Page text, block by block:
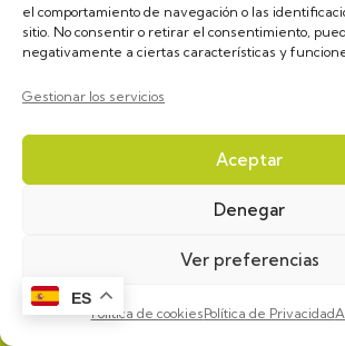
el comportamiento de navegación o las
sitio. No consentir o retirar el consentimiento,
negativamente a ciertas características y
Gestionar los servicios
Aceptar
Denegar
Ver preferencias
Política de cookiesPolítica de Privacidad
ES